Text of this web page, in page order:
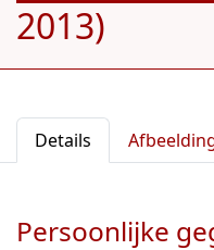
2013)
Details
Persoonlijke